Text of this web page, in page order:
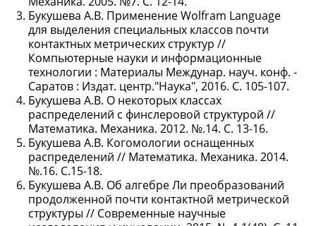
Букушева А.В. Применение Wolfram Language
для выделения специальных классов почти
контактных метрических структур //
Компьютерные науки и информационные
технологии : Материалы Междунар. науч. конф. -
Саратов : Издат. центр."Наука", 2016. С. 105-107.
Букушева А.В. О некоторых классах
распределений с финслеровой структурой //
Математика. Механика. 2012. №.14. С. 13-16.
Букушева А.В. Когомологии оснащенных
распределений // Математика. Механика. 2014.
№.16. С.15-18.
Букушева А.В. Об алгебре Ли преобразований
продолженной почти контактной метрической
структуры // Современные научные